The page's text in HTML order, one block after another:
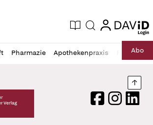
Zeitung
Aktuelle Ausgabe
Suche login
login
Pharmazie Apothekenpraxis RechtAbo
Verlag Logo
FacebookInstagram